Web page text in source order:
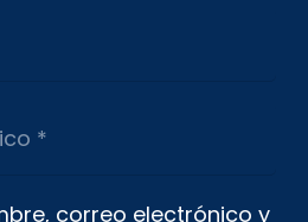
correo electrónico y